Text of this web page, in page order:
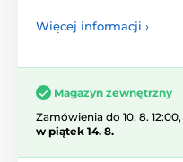
Więcej informacji ›
Magazyn zewnętrzny
Zamówienia do 10. 8.
w piątek 14. 8.